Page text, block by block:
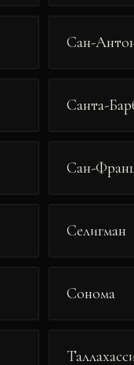
Сан-
Санта-
Сан-
Селигман
Сонома